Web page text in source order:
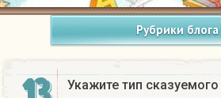
Рубрики блога
Укажите тип